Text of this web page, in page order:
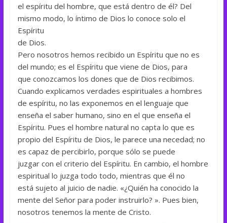
el espíritu del hombre, que está dentro de él? Del
mismo modo, lo íntimo de Dios lo conoce solo el
Espíritu
de Dios.
Pero nosotros hemos recibido un Espíritu que no es
del mundo; es el Espíritu que viene de Dios, para
que conozcamos los dones que de Dios recibimos.
Cuando explicamos verdades espirituales a hombres
de espíritu, no las exponemos en el lenguaje que
enseña el saber humano, sino en el que enseña el
Espíritu. Pues el hombre natural no capta lo que es
propio del Espíritu de Dios, le parece una necedad; no
es capaz de percibirlo, porque sólo se puede
juzgar con el criterio del Espíritu. En cambio, el hombre
espiritual lo juzga todo todo, mientras que él no
está sujeto al juicio de nadie. «¿Quién ha conocido la
mente del Señor para poder instruirlo? ». Pues bien,
nosotros tenemos la mente de Cristo.